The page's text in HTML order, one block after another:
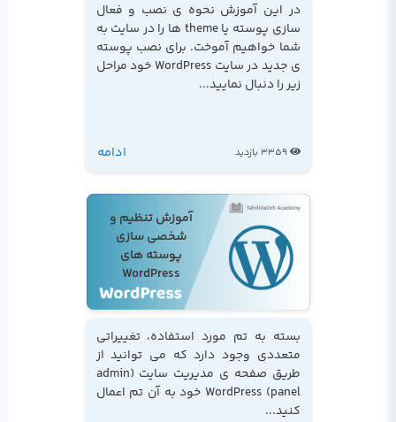
در این آموزش نحوه ی نصب و فعال
سازی پوسته یا theme ها را در سایت به
شما خواهیم آموخت. برای نصب پوسته
ی جدید در سایت WordPress خود مراحل
زیر را دنبال نمایید...
3359 بازدید ادامه
آموزش تنظیم و
شخصی سازی
پوسته های
WordPress
بسته به تم مورد استفاده، تغییراتی
متعددی وجود دارد که می توانید از
طریق صفحه ی مدیریت سایت (admin
panel) WordPress خود به آن تم اعمال
کنید...